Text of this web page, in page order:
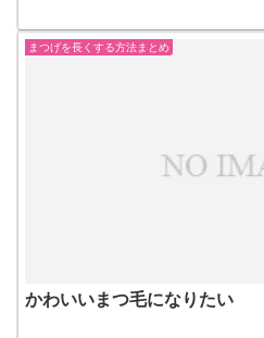
まつげを長くする方法まとめ
かわいいまつ毛になりたい